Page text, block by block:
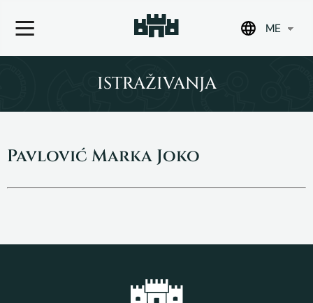
ME
ISTRAŽIVANJA
Pavlović Marka Joko